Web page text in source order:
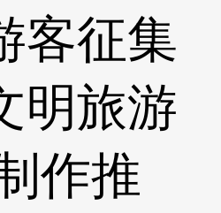
客征集
明旅游
作推